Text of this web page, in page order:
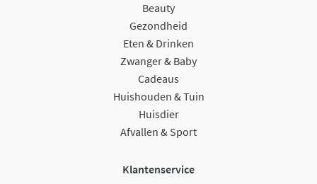
Beauty
Gezondheid
Eten & Drinken
Zwanger & Baby
Cadeaus
Huishouden & Tuin
Huisdier
Afvallen & Sport
Klantenservice